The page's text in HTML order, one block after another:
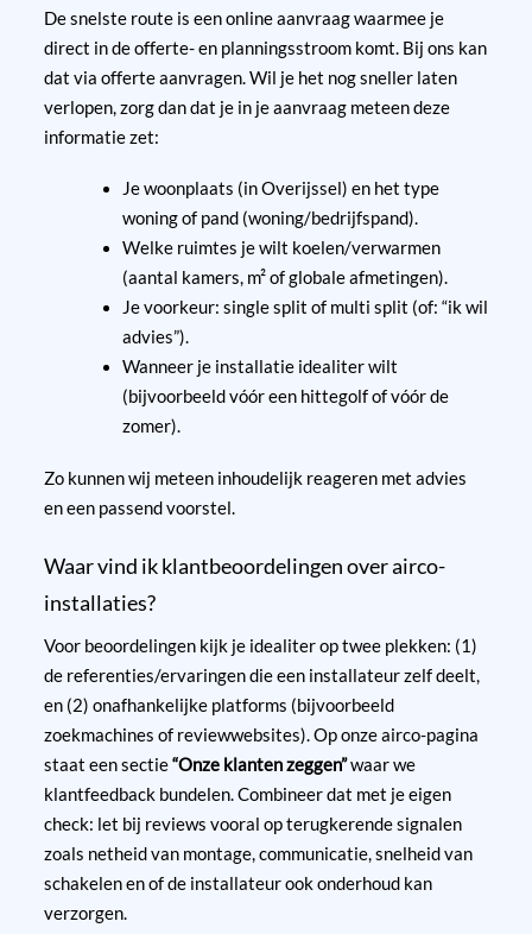
De snelste route is een online aanvraag waarmee je
direct in de offerte- en planningsstroom komt. Bij ons kan
dat viaofferte aanvragen. Wil je het nog sneller laten
verlopen, zorg dan dat je in je aanvraag meteen deze
informatie zet:
Je woonplaats (in Overijssel) en het type
woning of pand (woning/bedrijfspand).
Welke ruimtes je wilt koelen/verwarmen
(aantal kamers, m² of globale afmetingen).
Je voorkeur: single split of multi split (of: “ik wil
advies”).
Wanneer je installatie idealiter wilt
(bijvoorbeeld vóór een hittegolf of vóór de
zomer).
Zo kunnen wij meteen inhoudelijk reageren met advies
en een passend voorstel.
Waar vind ik klantbeoordelingen over airco-
installaties?
Voor beoordelingen kijk je idealiter op twee plekken: (1)
de referenties/ervaringen die een installateur zelf deelt,
en (2) onafhankelijke platforms (bijvoorbeeld
zoekmachines of reviewwebsites). Op onze airco-pagina
staat een sectie“Onze klanten zeggen”waar we
klantfeedback bundelen. Combineer dat met je eigen
check: let bij reviews vooral op terugkerende signalen
zoals netheid van montage, communicatie, snelheid van
schakelen en of de installateur ook onderhoud kan
verzorgen.